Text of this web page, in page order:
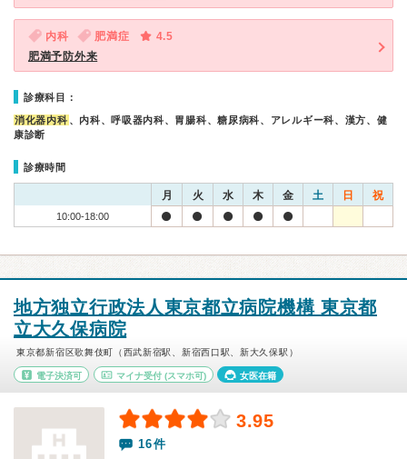
内科 肥満症
4.5
肥満予防外来
診療科目：
消化器内科 、内科、呼吸器内科、胃腸科、糖尿病科、アレルギー科、漢方、健
康診断
診療時間
月 火 水 木 金 土 日 祝
10:00-18:00
地方独立行政法人東京都立病院機構 東京都
立大久保病院
東京都新宿区歌舞伎町（西武新宿駅、新宿西口駅、新大久保駅）
電子決済可 マイナ受付(スマホ可) 女医在籍
3.95
16件